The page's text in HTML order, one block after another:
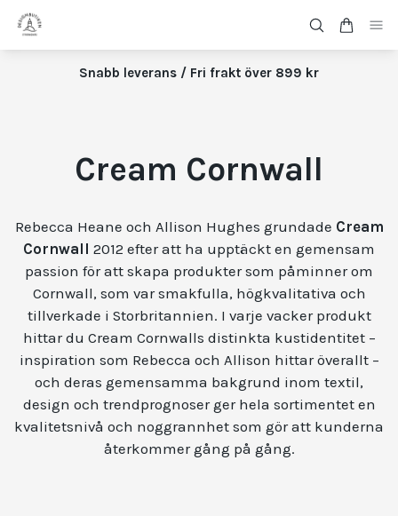
Snabb leverans / Fri frakt över 899 kr
Cream Cornwall
Rebecca Heane och Allison Hughes grundade Cream
Cornwall 2012 efter att ha upptäckt en gemensam
passion för att skapa produkter som påminner om
Cornwall, som var smakfulla, högkvalitativa och
tillverkade i Storbritannien. I varje vacker produkt
hittar du Cream Cornwalls distinkta kustidentitet –
inspiration som Rebecca och Allison hittar överallt –
och deras gemensamma bakgrund inom textil,
design och trendprognoser ger hela sortimentet en
kvalitetsnivå och noggrannhet som gör att kunderna
återkommer gång på gång.